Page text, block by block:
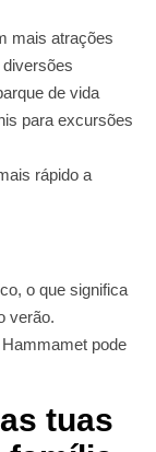
mais atrações
diversões
de vida
para excursões
rápido a
o que significa
verão.
pode
tuas